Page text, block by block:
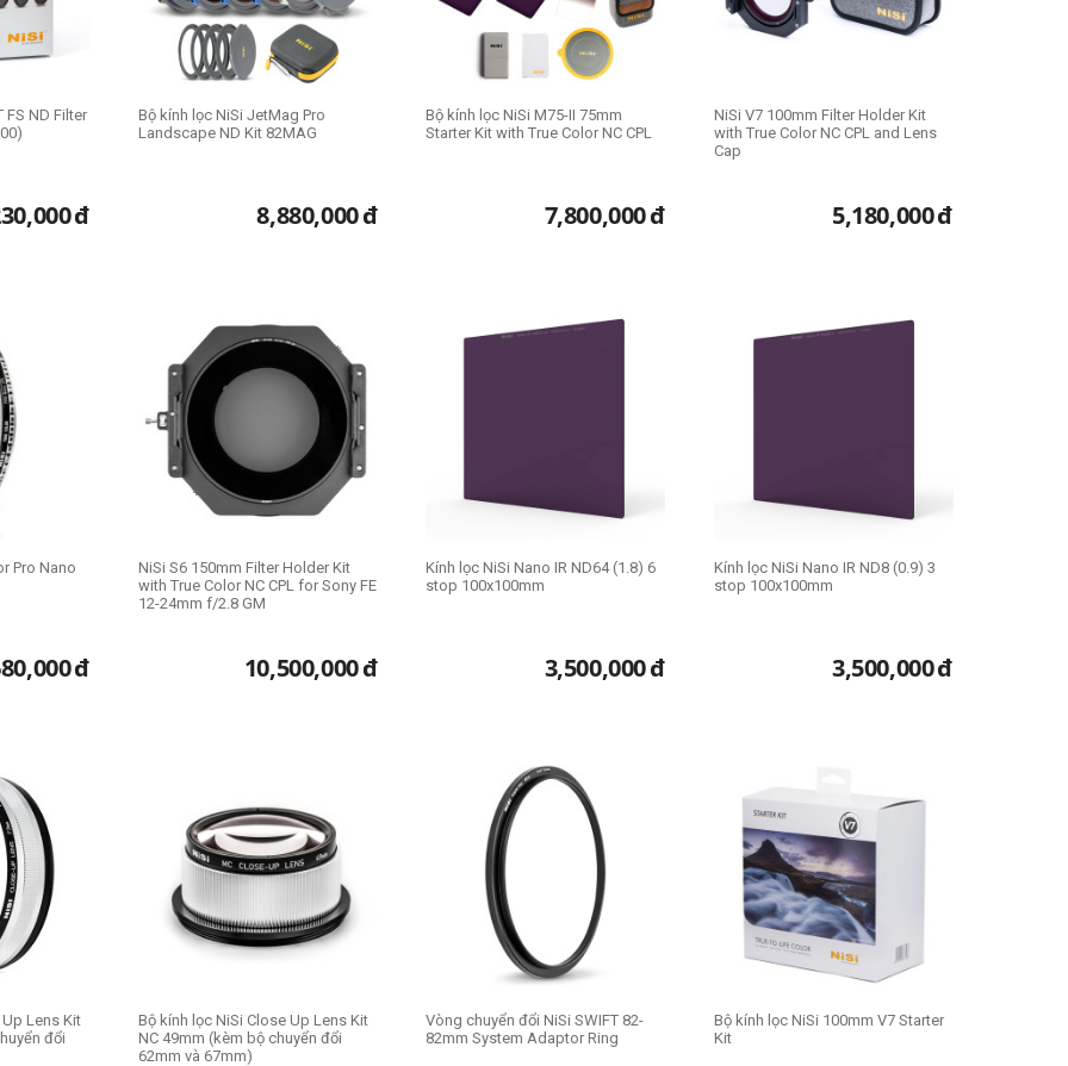
FS ND Filter
đ
Bộ kính lọc NiSi JetMag Pro
Landscape ND Kit 82MAG
8,880,000đ
Bộ kính lọc NiSi M75-II 75mm
Starter Kit with True Color NC CPL
7,800,000đ
NiSi V7 100mm Filter Holder Kit
with True Color NC CPL and Lens
Cap
5,180,000đ
Pro Nano
đ
NiSi S6 150mm Filter Holder Kit
with True Color NC CPL for Sony FE
12-24mm f/2.8 GM
10,500,000đ
Kính lọc NiSi Nano IR ND64 (1.8) 6
stop 100x100mm
3,500,000đ
Kính lọc NiSi Nano IR ND8 (0.9) 3
stop 100x100mm
3,500,000đ
Lens Kit
đổi
Bộ kính lọc NiSi Close Up Lens Kit
NC 49mm (kèm bộ chuyển đổi
62mm và 67mm)
Vòng chuyển đổi NiSi SWIFT 82-
82mm System Adaptor Ring
Bộ kính lọc NiSi 100mm V7 Starter
Kit